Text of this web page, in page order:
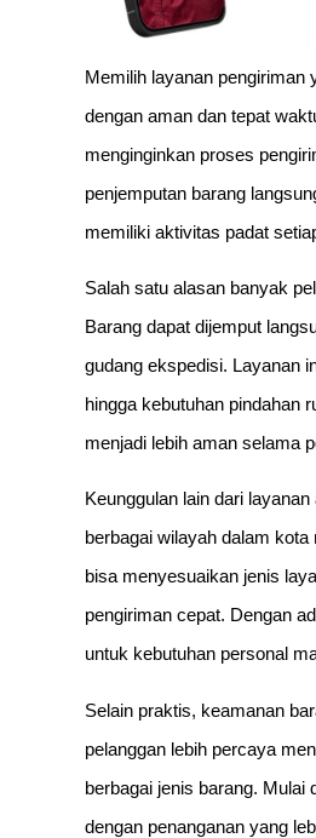
Memilih layanan pengiriman
dengan aman dan tepat
menginginkan proses
penjemputan barang
memiliki aktivitas padat
Salah satu alasan banyak
Barang dapat dijemput
gudang ekspedisi. Layanan
hingga kebutuhan pindahan
menjadi lebih aman selama
Keunggulan lain dari
berbagai wilayah dalam
bisa menyesuaikan jenis
pengiriman cepat. Dengan
untuk kebutuhan personal
Selain praktis, keamanan
pelanggan lebih percaya
berbagai jenis barang. Mulai
dengan penanganan yang